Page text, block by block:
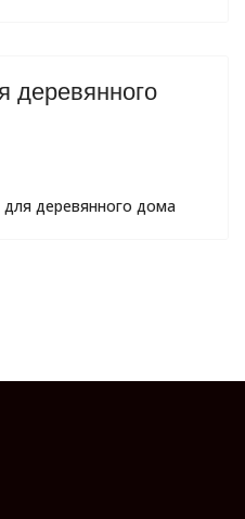
деревянного
деревянного дома